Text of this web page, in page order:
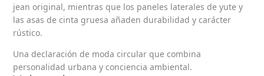
jean original, mientras que los paneles laterales de yute y
las asas de cinta gruesa añaden durabilidad y carácter
rústico.
Una declaración de moda circular que combina
personalidad urbana y conciencia ambiental.